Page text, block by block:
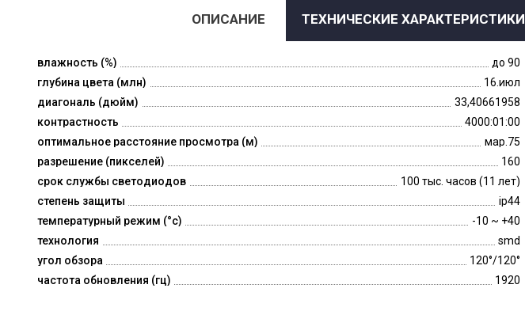
ОПИСАНИЕ ТЕХНИЧЕСКИЕ ХАРАКТЕРИСТИКИ
влажность (%)
до 90
глубина цвета (млн)
16.июл
диагональ (дюйм)
33,40661958
контрастность
4000:01:00
оптимальное расстояние просмотра (м)
мар.75
разрешение (пикселей)
160
срок службы светодиодов
100 тыс. часов (11 лет)
степень защиты
ip44
температурный режим (°c)
-10 ~ +40
технология
smd
угол обзора
120°/120°
частота обновления (гц)
1920